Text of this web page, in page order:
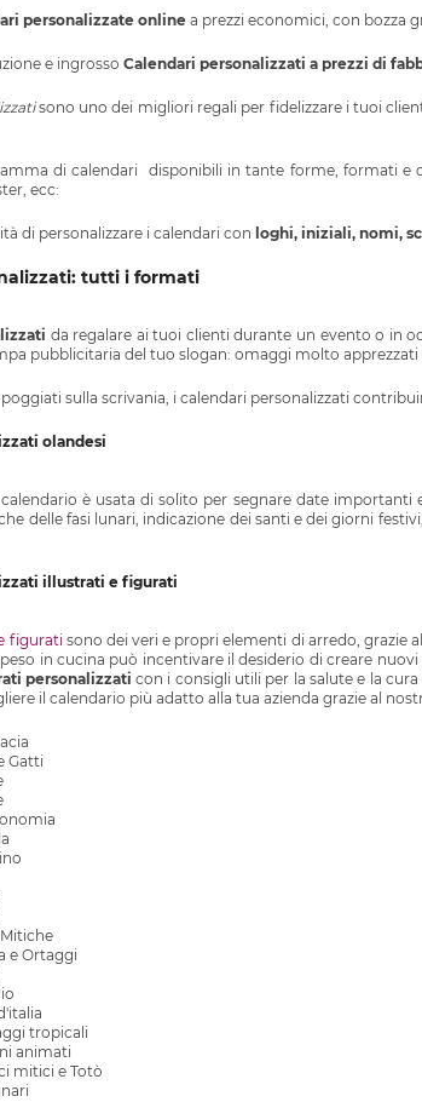
personalizzate online a prezzi economici, con bozza
e ingrosso Calendari personalizzati a prezzi di
sono uno dei migliori regali per fidelizzare i tuoi
di calendari disponibili in tante forme, formati
ecc:
di personalizzare i calendari con loghi, iniziali, nomi,
tutti i formati
da regalare ai tuoi clienti durante un evento o in
pubblicitaria del tuo slogan: omaggi molto
sulla scrivania, i calendari personalizzati
olandesi
è usata di solito per segnare date
delle fasi lunari, indicazione dei santi e dei giorni
illustrati e figurati
figurati sono dei veri e propri elementi di arredo, grazie
in cucina può incentivare il desiderio di creare
personalizzati con i consigli utili per la salute e la
il calendario più adatto alla tua azienda grazie al
Gatti
e Ortaggi
tropicali
animati
mitici e Totò